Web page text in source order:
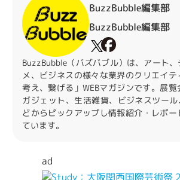
BuzzBubble編集部
BuzzBubble編集部
BuzzBubble（バズバブル）は、アート
メ、ビジネスの様々な業界のクリエイテ
考え、繋げる」WEBマガジンです。展
ガジェット、生活雑貨、ビジネスツール
どからピックアップし情報紹介・レポ
ています。
ad